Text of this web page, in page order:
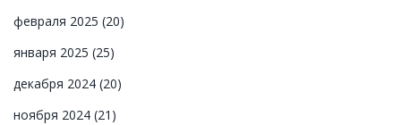
февраля 2025 (20)
января 2025 (25)
декабря 2024 (20)
ноября 2024 (21)